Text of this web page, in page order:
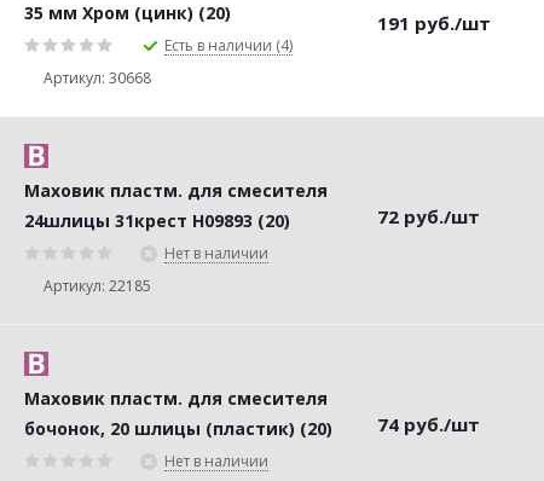
35 мм Хром (цинк) (20)
Есть в наличии (4)
Артикул: 30668
191 руб./шт
Маховик пластм. для смесителя
24шлицы 31крест H09893 (20)
Нет в наличии
Артикул: 22185
72 руб./шт
Маховик пластм. для смесителя
бочонок, 20 шлицы (пластик) (20)
Нет в наличии
74 руб./шт